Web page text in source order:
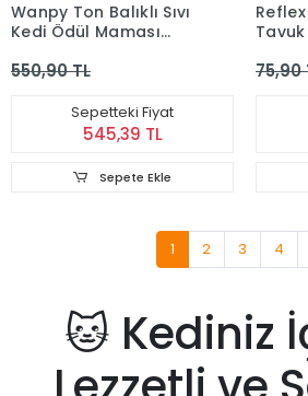
Wanpy Ton Balıklı Sıvı
Kedi Ödül Maması
550,90 TL
Sepetteki Fiyat
545,39 TL
Sepete Ekle
75,90
1 2 3 4
🐱 Kediniz